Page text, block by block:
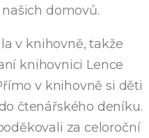
domovů.
v knihovně, takže
knihovnici Lence
v knihovně si děti
čtenářského deníku.
za celoroční